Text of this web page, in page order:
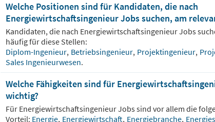
Welche Positionen sind für Kandidaten, die nach
Energiewirtschaftsingenieur Jobs suchen, am
Kandidaten, die nach EnergiewirtschaftsingenieurJobs
häufig für diese Stellen:
Diplom-Ingenieur, Betriebsingenieur, Projektingenieur,
Sales Ingenieurwesen.
Welche Fähigkeiten sind für
wichtig?
Für EnergiewirtschaftsingenieurJobs sind vor allem die
Vorteil: Energie, Energiewirtschaft, Energiebranche,